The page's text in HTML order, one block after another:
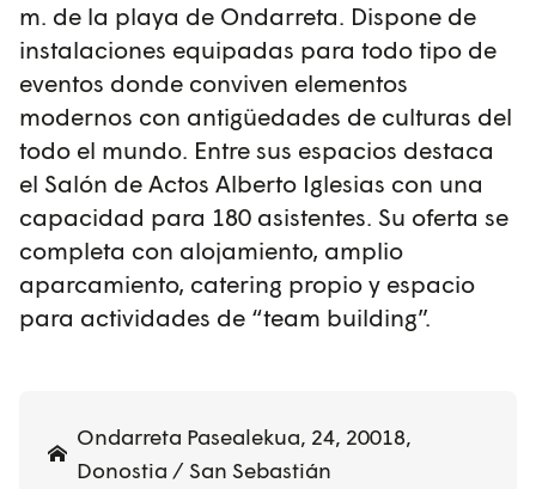
m. de la playa de Ondarreta. Dispone de
instalaciones equipadas para todo tipo de
eventos donde conviven elementos
modernos con antigüedades de culturas del
todo el mundo. Entre sus espacios destaca
el Salón de Actos Alberto Iglesias con una
capacidad para 180 asistentes. Su oferta se
completa con alojamiento, amplio
aparcamiento, catering propio y espacio
para actividades de “team building”.
Ondarreta Pasealekua, 24, 20018,
Donostia / San Sebastián